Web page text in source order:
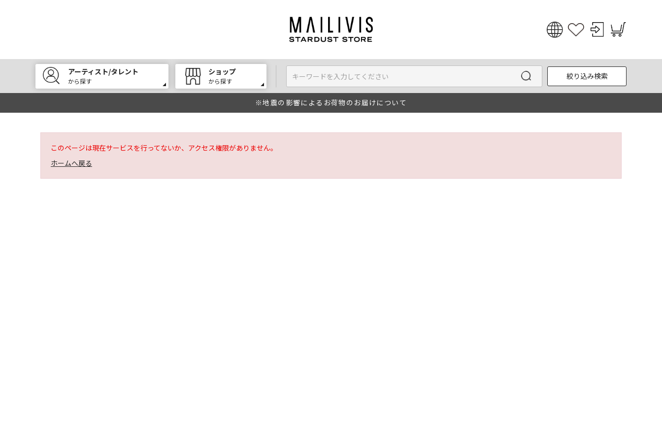
English
한국어
アーティスト/タレント
から探す
ショップ
から探す
絞り込み検索
※地震の影響によるお荷物のお届けについて
このページは現在サービスを行ってないか、アクセス権限がありません。
ホームへ戻る